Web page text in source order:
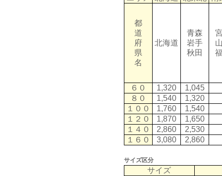
都
道
府
県
名
北海道
青森
岩手
秋田
６０ 1,320
1,045
８０
1,540
1,320
１００
1,760
1,540
１２０
1,870
1,650
１４０
2,860
2,530
１６０
3,080 2,860
サイズ区分
サイズ